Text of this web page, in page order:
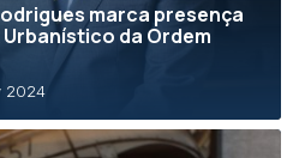
marca presença
da Ordem
2024